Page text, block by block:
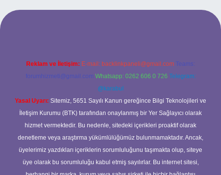
giriş
Reklam ve İletişim: E-mail: backlinkpaneli@gmail.com Teams:
forumhizmeti@gmail.com Whatsapp: 0262 606 0 726 Telegram:
@karabul
Yasal Uyarı: Sitemiz, 5651 Sayılı Kanun gereğince Bilgi Teknolojileri ve
İletişim Kurumu (BTK) tarafından onaylanmış bir Yer Sağlayıcı olarak
hizmet vermektedir. Bu nedenle, sitedeki içerikleri proaktif olarak
denetleme veya araştırma yükümlülüğümüz bulunmamaktadır. Ancak,
üyelerimiz yazdıkları içeriklerin sorumluluğunu taşımakta olup, siteye
üye olarak bu sorumluluğu kabul etmiş sayılırlar. Bu internet sitesi,